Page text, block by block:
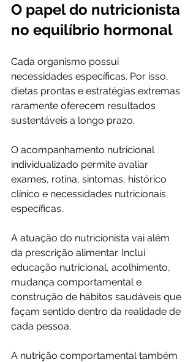
O papel do nutricionista
no equilíbrio hormonal
Cada organismo possui
necessidades específicas. Por isso,
dietas prontas e estratégias extremas
raramente oferecem resultados
sustentáveis a longo prazo.
O acompanhamento nutricional
individualizado permite avaliar
exames, rotina, sintomas, histórico
clínico e necessidades nutricionais
específicas.
A atuação do nutricionista vai além
da prescrição alimentar. Inclui
educação nutricional, acolhimento,
mudança comportamental e
construção de hábitos saudáveis que
façam sentido dentro da realidade de
cada pessoa.
A nutrição comportamental também